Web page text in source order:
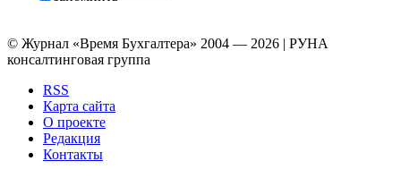
© Журнал «Время Бухгалтера» 2004 — 2026 | РУНА
консалтинговая группа
RSS
Карта сайта
О проекте
Редакция
Контакты